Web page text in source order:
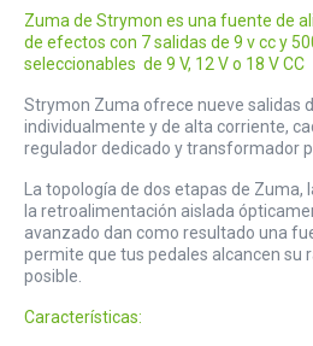
Zuma de Strymon es una fuente de
de efectos con 7 salidas de 9 v cc y
seleccionables de 9 V, 12 V o 18 V CC
Strymon Zuma ofrece nueve salidas
individualmente y de alta corriente,
regulador dedicado y transformador
La topología de dos etapas de
la retroalimentación aislada
avanzado dan como resultado una
permite que tus pedales alcancen su
posible.
Características: